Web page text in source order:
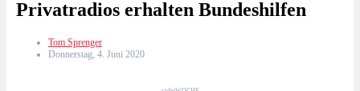
Privatradios erhalten Bundeshilfen
Tom Sprenger
Donnerstag, 4. Juni 2020